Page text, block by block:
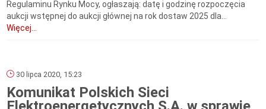
Regulaminu Rynku Mocy, ogłaszają: datę i godzinę rozpoczęcia
aukcji wstępnej do aukcji głównej na rok dostaw 2025 dla...
Więcej...
30 lipca 2020, 15:23
Komunikat Polskich Sieci